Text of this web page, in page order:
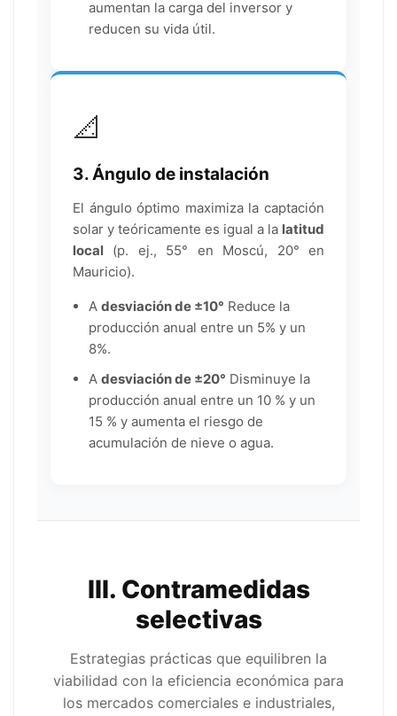
aumentan la carga del inversor y
reducen su vida útil.
📐
3. Ángulo de instalación
El ángulo óptimo maximiza la captación
solar y teóricamente es igual a la latitud
local(p. ej., 55° en Moscú, 20° en
Mauricio).
A desviación de ±10° Reduce la
producción anual entre un 5% y un
8%.
A desviación de ±20° Disminuye la
producción anual entre un 10 % y un
15 % y aumenta el riesgo de
acumulación de nieve o agua.
III. Contramedidas
selectivas
Estrategias prácticas que equilibren la
viabilidad con la eficiencia económica para
los mercados comerciales e industriales,